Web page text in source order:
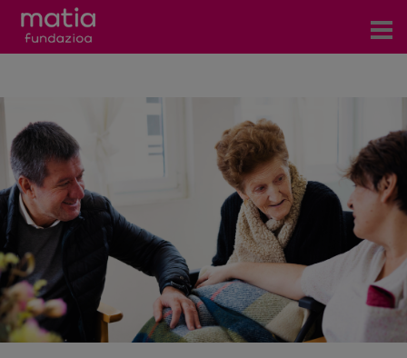
Gertaerak
COVID-19
Harremanetarako
Berriak
Bloga